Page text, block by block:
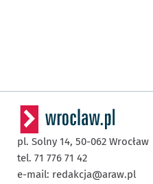
pl. Solny 14, 50-062 Wrocław
tel. 71 776 71 42
e-mail: redakcja@araw.pl